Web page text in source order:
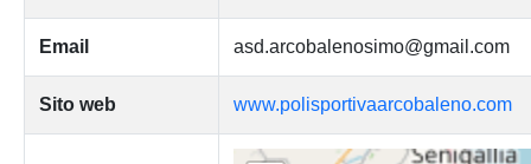
Email asd.arcobalenosimo@gmail.com
Sito web www.polisportivaarcobaleno.com